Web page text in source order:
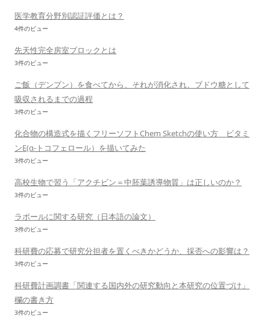
医学教育分野別認証評価とは？
4件のビュー
先天性完全房室ブロックとは
3件のビュー
ご飯（デンプン）を食べてから、それが消化され、ブドウ糖として
吸収されるまでの過程
3件のビュー
化合物の構造式を描くフリーソフトChem Sketchの使い方 ビタミ
ンE(α-トコフェロール）を描いてみた
3件のビュー
高校生物で習う「アクチビン＝中胚葉誘導物質」は正しいのか？
3件のビュー
ラポールに関する研究（日本語の論文）
3件のビュー
科研費の応募で研究分担者を置くべきかどうか、採否への影響は？
3件のビュー
科研費計画調書「関連する国内外の研究動向と本研究の位置づけ」
欄の書き方
3件のビュー